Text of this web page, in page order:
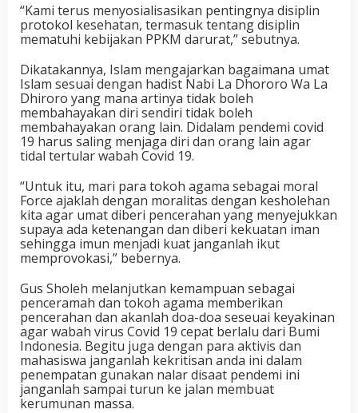
“Kami terus menyosialisasikan pentingnya disiplin
protokol kesehatan, termasuk tentang disiplin
mematuhi kebijakan PPKM darurat,” sebutnya.
Dikatakannya, Islam mengajarkan bagaimana umat
Islam sesuai dengan hadist Nabi La Dhororo Wa La
Dhiroro yang mana artinya tidak boleh
membahayakan diri sendiri tidak boleh
membahayakan orang lain. Didalam pendemi covid
19 harus saling menjaga diri dan orang lain agar
tidal tertular wabah Covid 19.
“Untuk itu, mari para tokoh agama sebagai moral
Force ajaklah dengan moralitas dengan kesholehan
kita agar umat diberi pencerahan yang menyejukkan
supaya ada ketenangan dan diberi kekuatan iman
sehingga imun menjadi kuat janganlah ikut
memprovokasi,” bebernya.
Gus Sholeh melanjutkan kemampuan sebagai
penceramah dan tokoh agama memberikan
pencerahan dan akanlah doa-doa seseuai keyakinan
agar wabah virus Covid 19 cepat berlalu dari Bumi
Indonesia. Begitu juga dengan para aktivis dan
mahasiswa janganlah kekritisan anda ini dalam
penempatan gunakan nalar disaat pendemi ini
janganlah sampai turun ke jalan membuat
kerumunan massa.